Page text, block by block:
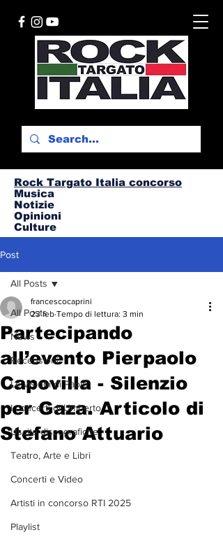
Rock Targato Italia concorso
Musica
Notizie
Opinioni
Culture
Post
All Posts
News
Recensioni
Le visioni di Paolo
I concerti di Umberto
Uscite discografiche
Teatro, Arte e Libri
Concerti e Video
Artisti in concorso RTI 2025
Playlist
All Posts
Partecipando
all’evento Pierpaolo
Capovilla - Silenzio
per Gaza. Articolo di
Stefano Attuario
francescocaprini
23 feb Tempo di lettura: 3 min